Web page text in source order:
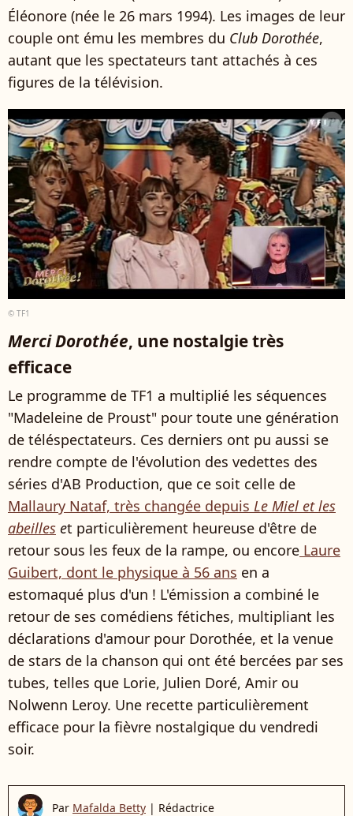
Éléonore (née le 26 mars 1994). Les images de leur
couple ont ému les membres du Club Dorothée,
autant que les spectateurs tant attachés à ces
figures de la télévision.
© TF1
Merci Dorothée, une nostalgie très
efficace
Le programme de TF1 a multiplié les séquences
"Madeleine de Proust" pour toute une génération
de téléspectateurs. Ces derniers ont pu aussi se
rendre compte de l'évolution des vedettes des
séries d'AB Production, que ce soit celle de
Mallaury Nataf, très changée depuis Le Miel et les
abeilles et particulièrement heureuse d'être de
retour sous les feux de la rampe, ou encore Laure
Guibert, dont le physique à 56 ans en a
estomaqué plus d'un ! L'émission a combiné le
retour de ses comédiens fétiches, multipliant les
déclarations d'amour pour Dorothée, et la venue
de stars de la chanson qui ont été bercées par ses
tubes, telles que Lorie, Julien Doré, Amir ou
Nolwenn Leroy. Une recette particulièrement
efficace pour la fièvre nostalgique du vendredi
soir.
Par Mafalda Betty | Rédactrice